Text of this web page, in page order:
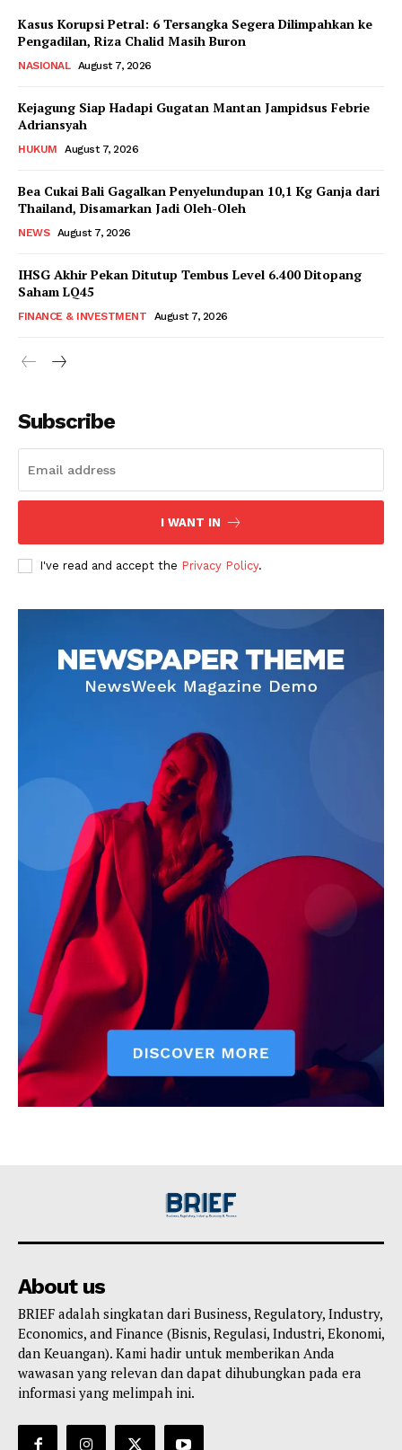
Kasus Korupsi Petral: 6 Tersangka Segera Dilimpahkan ke
Pengadilan, Riza Chalid Masih Buron
NASIONAL August 7, 2026
Kejagung Siap Hadapi Gugatan Mantan Jampidsus Febrie
Adriansyah
HUKUM August 7, 2026
Bea Cukai Bali Gagalkan Penyelundupan 10,1 Kg Ganja dari
Thailand, Disamarkan Jadi Oleh-Oleh
NEWS August 7, 2026
IHSG Akhir Pekan Ditutup Tembus Level 6.400 Ditopang
Saham LQ45
FINANCE & INVESTMENT August 7, 2026
Subscribe
I WANT IN
I've read and accept the Privacy Policy.
About us
BRIEF adalah singkatan dari Business, Regulatory, Industry,
Economics, and Finance (Bisnis, Regulasi, Industri, Ekonomi,
dan Keuangan). Kami hadir untuk memberikan Anda
wawasan yang relevan dan dapat dihubungkan pada era
informasi yang melimpah ini.